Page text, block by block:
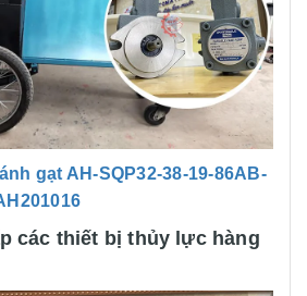
gạt AH-SQP32-38-19-86AB-
các thiết bị thủy lực hàng